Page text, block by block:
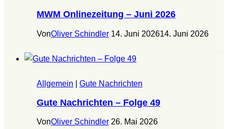
MWM Onlinezeitung – Juni 2026
VonOliver Schindler 14. Juni 202614. Juni 2026
Allgemein Gute Nachrichten
Gute Nachrichten – Folge 49
VonOliver Schindler 26. Mai 2026